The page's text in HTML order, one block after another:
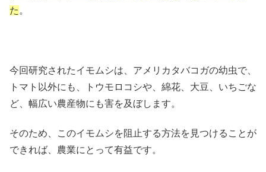
た 。
今回研究されたイモムシは、アメリカタバコガの幼虫で、
トマト以外にも、トウモロコシや、綿花、大豆、いちごな
ど、幅広い農産物にも害を及ぼします。
そのため、このイモムシを阻止する方法を見つけることが
できれば、農業にとって有益です。